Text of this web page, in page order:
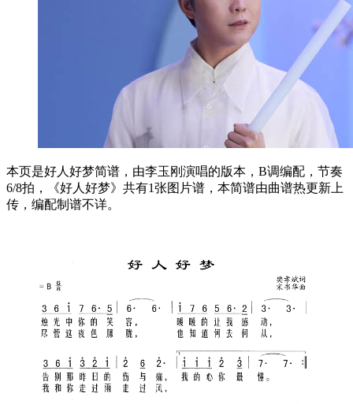
本页是好人好梦简谱，由李玉刚演唱的版本，B调编配，节奏
6/8拍，《好人好梦》共有1张图片谱，本简谱由曲谱热更新上
传，编配制谱不详。